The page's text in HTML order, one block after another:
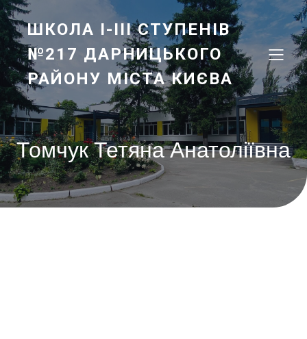
ШКОЛА І-ІІІ СТУПЕНІВ
№217 ДАРНИЦЬКОГО
РАЙОНУ МІСТА КИЄВА
Томчук Тетяна Анатоліївна